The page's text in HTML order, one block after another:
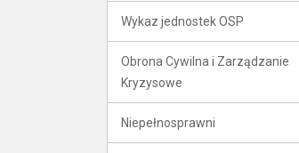
Wykaz jednostek OSP
Obrona Cywilna i Zarządzanie
Kryzysowe
Niepełnosprawni